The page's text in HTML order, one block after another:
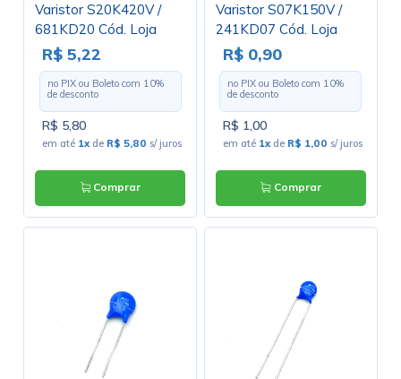
Varistor S20K420V /
681KD20 Cód. Loja
4317
R$ 5,22
no PIX ou Boleto com 10%
de desconto
R$ 5,80
em até 1x de R$ 5,80 s/ juros
Comprar
Varistor S07K150V /
241KD07 Cód. Loja
4446
R$ 0,90
no PIX ou Boleto com 10%
de desconto
R$ 1,00
em até 1x de R$ 1,00 s/ juros
Comprar